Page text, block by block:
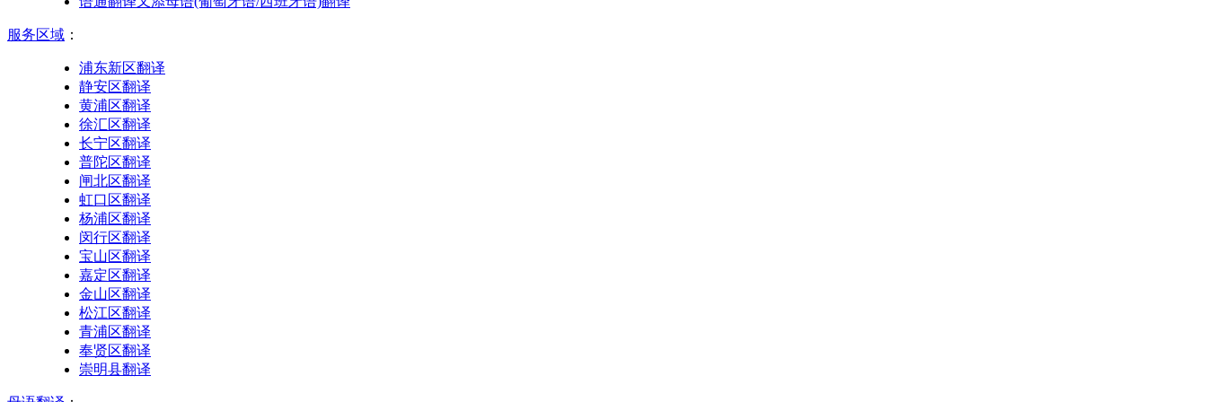
服务区域 ：
浦东新区翻译
静安区翻译
黄浦区翻译
徐汇区翻译
长宁区翻译
普陀区翻译
闸北区翻译
虹口区翻译
杨浦区翻译
闵行区翻译
宝山区翻译
嘉定区翻译
金山区翻译
松江区翻译
青浦区翻译
奉贤区翻译
崇明县翻译